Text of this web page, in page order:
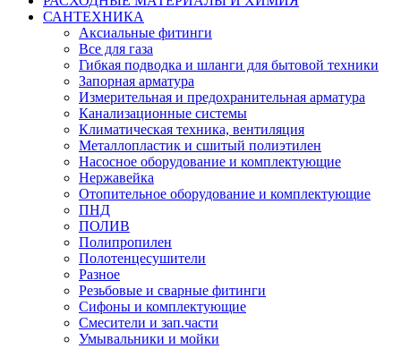
САНТЕХНИКА
Аксиальные фитинги
Все для газа
Гибкая подводка и шланги для бытовой техники
Запорная арматура
Измерительная и предохранительная арматура
Канализационные системы
Климатическая техника, вентиляция
Металлопластик и сшитый полиэтилен
Насосное оборудование и комплектующие
Нержавейка
Отопительное оборудование и комплектующие
ПНД
ПОЛИВ
Полипропилен
Полотенцесушители
Разное
Резьбовые и сварные фитинги
Сифоны и комплектующие
Смесители и зап.части
Умывальники и мойки